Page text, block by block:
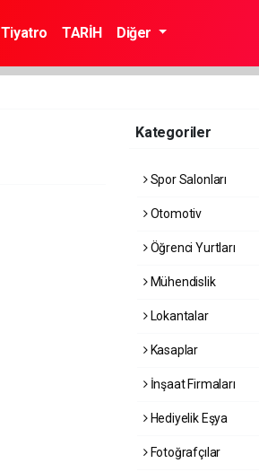
Tiyatro TARİH Diğer
Kategoriler
Spor Salonları
Otomotiv
Öğrenci Yurtları
Mühendislik
Lokantalar
Kasaplar
İnşaat Firmaları
Hediyelik Eşya
Fotoğrafçılar